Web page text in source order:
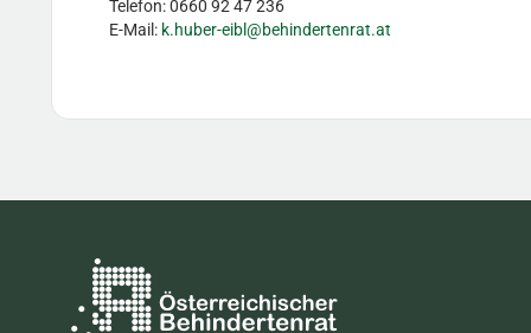
Telefon: 0660 92 47 236
E-Mail: k.huber-eibl@behindertenrat.at